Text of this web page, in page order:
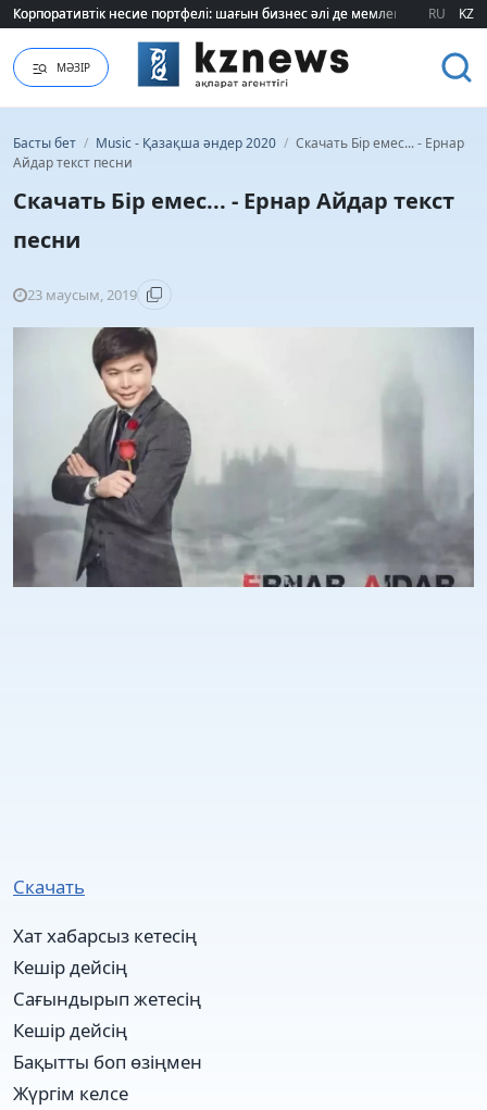
Корпоративтік несие портфелі: шағын бизнес әлі де мемлекеттік
Корпоративтік несие портфелі: шағын бизнес әлі де мемлекеттікRU KZ
МӘЗІР
Басты бет / Music - Қазақша әндер 2020 / Скачать Бір емес... - Ернар
Айдар текст песни
Скачать Бір емес... - Ернар Айдар текст
песни
23 маусым, 2019
Скачать
Хат хабарсыз кетесің
Кешір дейсің
Сағындырып жетесің
Кешір дейсің
Бақытты боп өзіңмен
Жүргім келсе